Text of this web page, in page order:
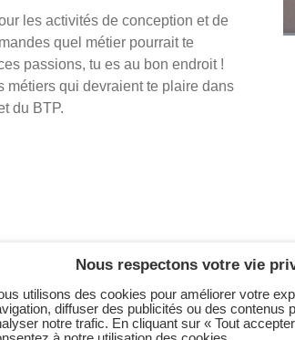
les activités de conception et de
quel métier pourrait te
passions, tu es au bon endroit !
métiers qui devraient te plaire dans
du BTP.
Nous respectons votre vie
utilisons des cookies pour améliorer votre
diffuser des publicités ou des contenus
notre trafic. En cliquant sur « Tout